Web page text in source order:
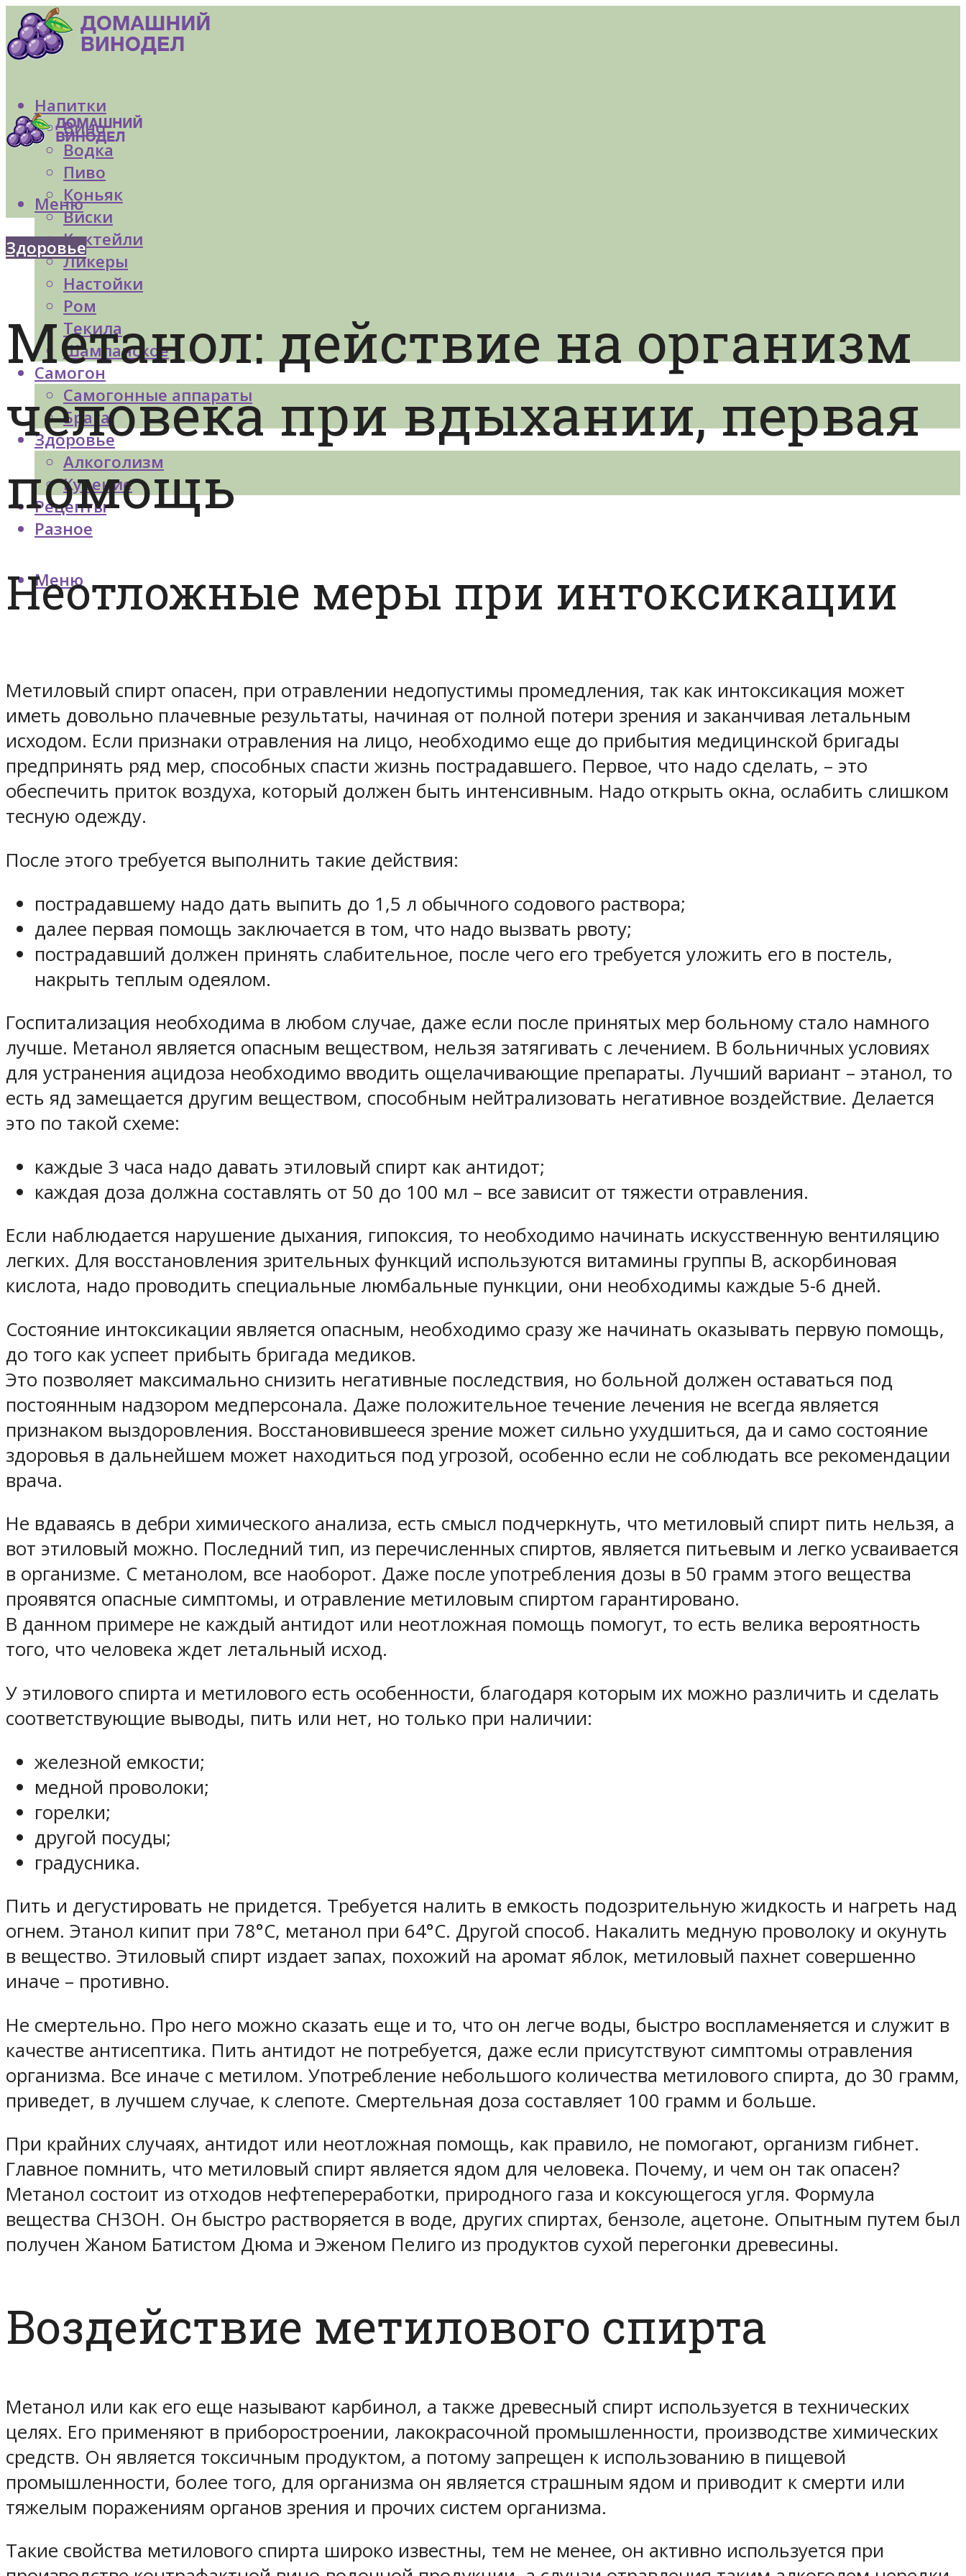
Напитки
Вино
Водка
Пиво
Коньяк
Виски
Коктейли
Ликеры
Настойки
Ром
Текила
Шампанское
Самогон
Самогонные аппараты
Брага
Здоровье
Алкоголизм
Курение
Рецепты
Разное
Меню
Меню
Здоровье
Метанол: действие на организм
человека при вдыхании, первая
помощь
Неотложные меры при интоксикации
Метиловый спирт опасен, при отравлении недопустимы промедления, так как интоксикация может
иметь довольно плачевные результаты, начиная от полной потери зрения и заканчивая летальным
исходом. Если признаки отравления на лицо, необходимо еще до прибытия медицинской бригады
предпринять ряд мер, способных спасти жизнь пострадавшего. Первое, что надо сделать, – это
обеспечить приток воздуха, который должен быть интенсивным. Надо открыть окна, ослабить слишком
тесную одежду.
После этого требуется выполнить такие действия:
пострадавшему надо дать выпить до 1,5 л обычного содового раствора;
далее первая помощь заключается в том, что надо вызвать рвоту;
пострадавший должен принять слабительное, после чего его требуется уложить его в постель,
накрыть теплым одеялом.
Госпитализация необходима в любом случае, даже если после принятых мер больному стало намного
лучше. Метанол является опасным веществом, нельзя затягивать с лечением. В больничных условиях
для устранения ацидоза необходимо вводить ощелачивающие препараты. Лучший вариант – этанол, то
есть яд замещается другим веществом, способным нейтрализовать негативное воздействие. Делается
это по такой схеме:
каждые 3 часа надо давать этиловый спирт как антидот;
каждая доза должна составлять от 50 до 100 мл – все зависит от тяжести отравления.
Если наблюдается нарушение дыхания, гипоксия, то необходимо начинать искусственную вентиляцию
легких. Для восстановления зрительных функций используются витамины группы В, аскорбиновая
кислота, надо проводить специальные люмбальные пункции, они необходимы каждые 5-6 дней.
Состояние интоксикации является опасным, необходимо сразу же начинать оказывать первую помощь,
до того как успеет прибыть бригада медиков.
Это позволяет максимально снизить негативные последствия, но больной должен оставаться под
постоянным надзором медперсонала. Даже положительное течение лечения не всегда является
признаком выздоровления. Восстановившееся зрение может сильно ухудшиться, да и само состояние
здоровья в дальнейшем может находиться под угрозой, особенно если не соблюдать все рекомендации
врача.
Не вдаваясь в дебри химического анализа, есть смысл подчеркнуть, что метиловый спирт пить нельзя, а
вот этиловый можно. Последний тип, из перечисленных спиртов, является питьевым и легко усваивается
в организме. С метанолом, все наоборот. Даже после употребления дозы в 50 грамм этого вещества
проявятся опасные симптомы, и отравление метиловым спиртом гарантировано.
В данном примере не каждый антидот или неотложная помощь помогут, то есть велика вероятность
того, что человека ждет летальный исход.
У этилового спирта и метилового есть особенности, благодаря которым их можно различить и сделать
соответствующие выводы, пить или нет, но только при наличии:
железной емкости;
медной проволоки;
горелки;
другой посуды;
градусника.
Пить и дегустировать не придется. Требуется налить в емкость подозрительную жидкость и нагреть над
огнем. Этанол кипит при 78°C, метанол при 64°C. Другой способ. Накалить медную проволоку и окунуть
в вещество. Этиловый спирт издает запах, похожий на аромат яблок, метиловый пахнет совершенно
иначе – противно.
Не смертельно. Про него можно сказать еще и то, что он легче воды, быстро воспламеняется и служит в
качестве антисептика. Пить антидот не потребуется, даже если присутствуют симптомы отравления
организма. Все иначе с метилом. Употребление небольшого количества метилового спирта, до 30 грамм,
приведет, в лучшем случае, к слепоте. Смертельная доза составляет 100 грамм и больше.
При крайних случаях, антидот или неотложная помощь, как правило, не помогают, организм гибнет.
Главное помнить, что метиловый спирт является ядом для человека. Почему, и чем он так опасен?
Метанол состоит из отходов нефтепереработки, природного газа и коксующегося угля. Формула
вещества CH3OH. Он быстро растворяется в воде, других спиртах, бензоле, ацетоне. Опытным путем был
получен Жаном Батистом Дюма и Эженом Пелиго из продуктов сухой перегонки древесины.
Воздействие метилового спирта
Метанол или как его еще называют карбинол, а также древесный спирт используется в технических
целях. Его применяют в приборостроении, лакокрасочной промышленности, производстве химических
средств. Он является токсичным продуктом, а потому запрещен к использованию в пищевой
промышленности, более того, для организма он является страшным ядом и приводит к смерти или
тяжелым поражениям органов зрения и прочих систем организма.
Такие свойства метилового спирта широко известны, тем не менее, он активно используется при